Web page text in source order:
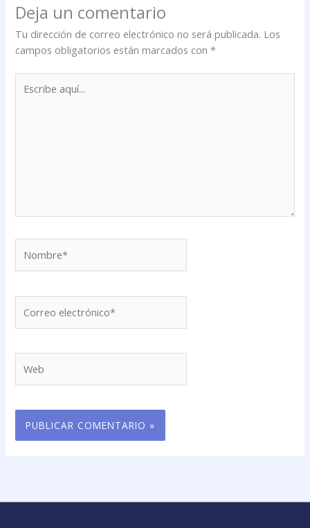
Deja un comentario
Tu dirección de correo electrónico no será publicada. Los
campos obligatorios están marcados con*
aquí...
electrónico*